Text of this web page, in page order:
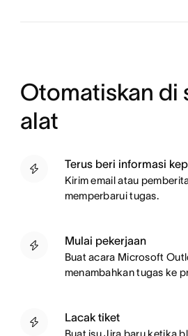
Otomatiskan di
alat
Terus beri informasi
Kirim email atau
memperbarui tugas.
Mulai pekerjaan
Buat acara Microsoft
menambahkan tugas ke
Lacak tiket